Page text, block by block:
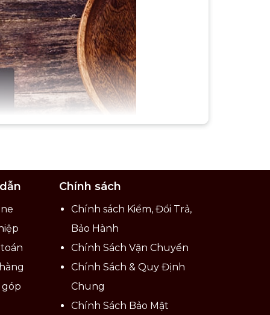
Chính sách
Chính sách Kiểm, Đổi Trả,
Bảo Hành
Chính Sách Vận Chuyển
Chính Sách & Quy Định
Chung
Chính Sách Bảo Mật